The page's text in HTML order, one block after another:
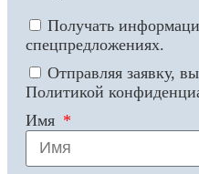
Получать
спецпредложениях.
Отправляя заявку,
Политикой
Имя